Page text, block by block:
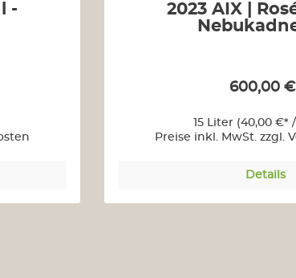
-
2023 AIX |
600,00
15 Liter (40,00 €*
Preise inkl. MwSt. zzgl.
Details